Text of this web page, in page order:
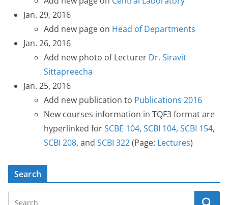
Jan. 29, 2016
Add new page on Head of Departments
Jan. 26, 2016
Add new photo of Lecturer Dr. Siravit
Sittapreecha
Jan. 25, 2016
Add new publication to Publications 2016
New courses information in TQF3 format are
hyperlinked forSCBE 104, SCBI 104, SCBI 154,
SCBI 208, and SCBI 322(Page: Lectures)
Search